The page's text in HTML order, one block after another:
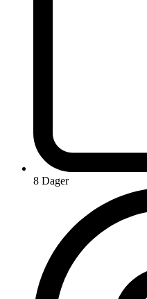
8 Dager